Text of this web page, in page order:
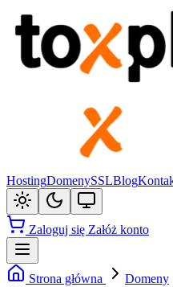
HostingDomenySSLBlog
Zaloguj się Załóż konto
Strona główna Domeny